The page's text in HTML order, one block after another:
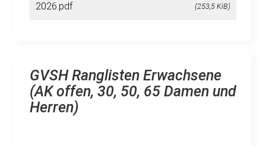
2026.pdf
(253,5 KiB)
GVSH Ranglisten Erwachsene
(AK offen, 30, 50, 65 Damen und
Herren)